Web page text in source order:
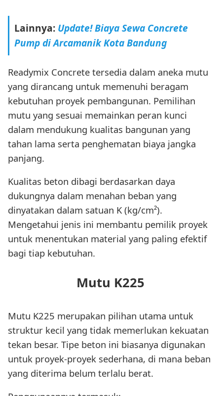
Lainnya: Update! Biaya Sewa Concrete
Pump di Arcamanik Kota Bandung
Readymix Concrete tersedia dalam aneka mutu
yang dirancang untuk memenuhi beragam
kebutuhan proyek pembangunan. Pemilihan
mutu yang sesuai memainkan peran kunci
dalam mendukung kualitas bangunan yang
tahan lama serta penghematan biaya jangka
panjang.
Kualitas beton dibagi berdasarkan daya
dukungnya dalam menahan beban yang
dinyatakan dalam satuan K (kg/cm²).
Mengetahui jenis ini membantu pemilik proyek
untuk menentukan material yang paling efektif
bagi tiap kebutuhan.
Mutu K225
Mutu K225 merupakan pilihan utama untuk
struktur kecil yang tidak memerlukan kekuatan
tekan besar. Tipe beton ini biasanya digunakan
untuk proyek-proyek sederhana, di mana beban
yang diterima belum terlalu berat.